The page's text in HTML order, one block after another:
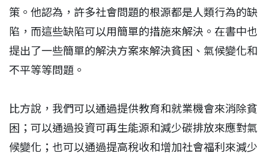
策。他認為，許多社會問題的根源都是人類行為的缺
陷，而這些缺陷可以用簡單的措施來解決。在書中也
提出了一些簡單的解決方案來解決貧困、氣候變化和
不平等等問題。
比方說，我們可以通過提供教育和就業機會來消除貧
困；可以通過投資可再生能源和減少碳排放來應對氣
候變化；也可以通過提高稅收和增加社會福利來減少